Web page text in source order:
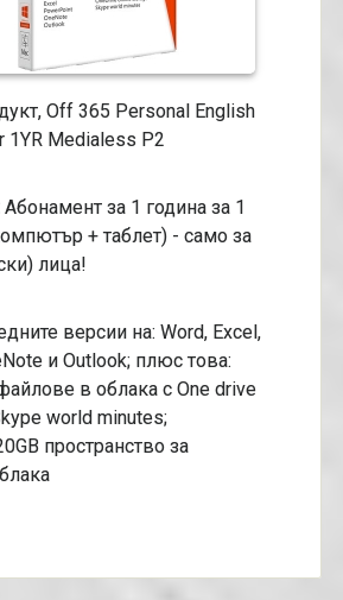
Off 365 Personal English
1YR Medialess P2
Абонамент за 1 година за 1
+ таблет) - само за
лица!
версии на: Word, Excel,
и Outlook; плюс това:
в облака с One drive
world minutes;
пространство за